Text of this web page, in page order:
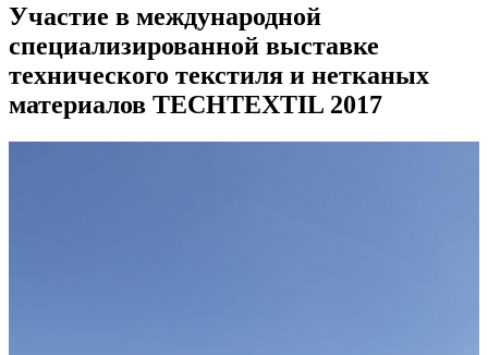
Участие в международной
специализированной выставке
технического текстиля и нетканых
материалов TECHTEXTIL 2017